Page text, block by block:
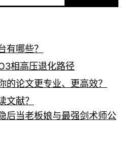
有哪些？
相高压退化路径
的论文更专业、更高效？
文献？
后当老板娘与最强剑术师公